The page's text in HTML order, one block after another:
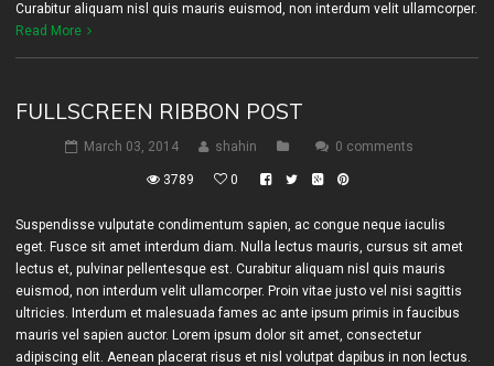
Curabitur aliquam nisl quis mauris euismod, non interdum velit ullamcorper.
Read More
FULLSCREEN RIBBON POST
March 03, 2014 shahin 0 comments
3789 0
Suspendisse vulputate condimentum sapien, ac congue neque iaculis
eget. Fusce sit amet interdum diam. Nulla lectus mauris, cursus sit amet
lectus et, pulvinar pellentesque est. Curabitur aliquam nisl quis mauris
euismod, non interdum velit ullamcorper. Proin vitae justo vel nisi sagittis
ultricies. Interdum et malesuada fames ac ante ipsum primis in faucibus
mauris vel sapien auctor. Lorem ipsum dolor sit amet, consectetur
adipiscing elit. Aenean placerat risus et nisl volutpat dapibus in non lectus.